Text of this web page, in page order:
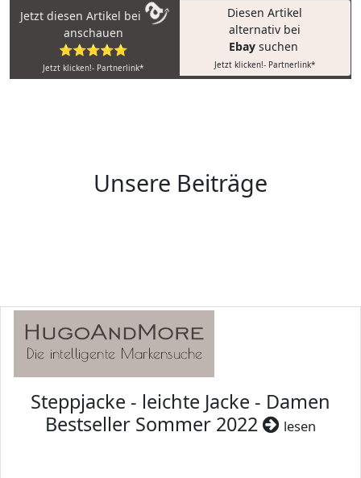
Jetzt diesen Artikel bei
anschauen
⭐⭐⭐⭐⭐
Jetzt klicken!- Partnerlink*
Diesen Artikel
alternativ bei
Ebay suchen
Jetzt klicken!- Partnerlink*
Unsere Beiträge
Steppjacke - leichte Jacke - Damen
Bestseller Sommer 2022
lesen